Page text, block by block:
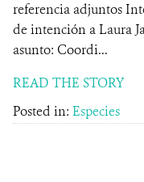
referencia adjuntos
de intención a Laura
asunto: Coordi...
READ THE STORY
Posted in: Especies